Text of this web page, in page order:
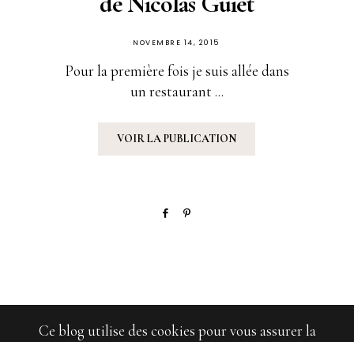
PUBLIÉ
SUR
NOVEMBRE 14, 2015
Pour la première fois je suis allée dans
un restaurant ...
VOIR LA PUBLICATION
Ce blog utilise des cookies pour vous assurer la